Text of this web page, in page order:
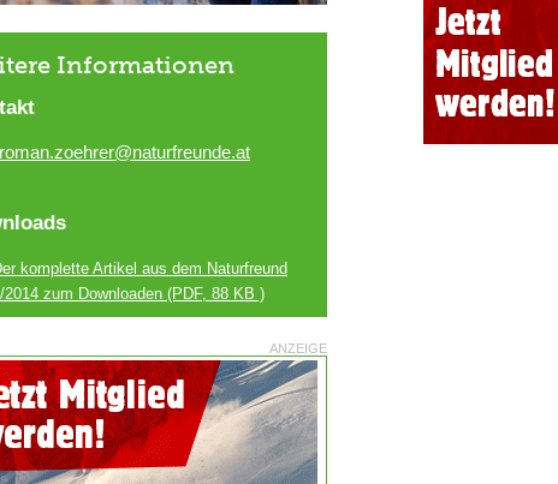
Informationen
roman.zoehrer@naturfreunde.at
komplette Artikel aus dem Naturfreund
2014 zum Downloaden(PDF, 88 KB )
ANZEIGE